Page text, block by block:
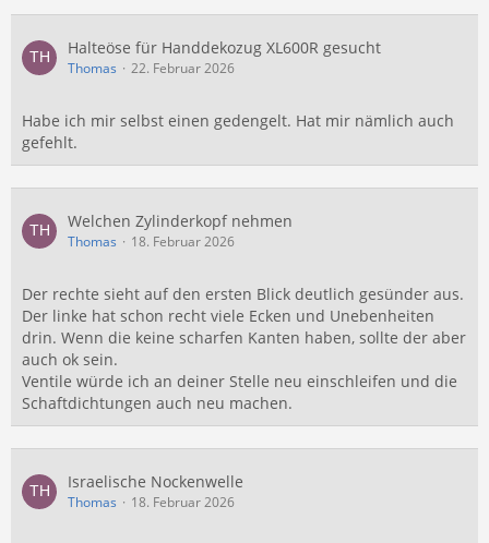
Halteöse für Handdekozug XL600R gesucht
Thomas 22. Februar 2026
Habe ich mir selbst einen gedengelt. Hat mir nämlich auch
gefehlt.
Welchen Zylinderkopf nehmen
Thomas 18. Februar 2026
Der rechte sieht auf den ersten Blick deutlich gesünder aus.
Der linke hat schon recht viele Ecken und Unebenheiten
drin. Wenn die keine scharfen Kanten haben, sollte der aber
auch ok sein.
Ventile würde ich an deiner Stelle neu einschleifen und die
Schaftdichtungen auch neu machen.
Israelische Nockenwelle
Thomas 18. Februar 2026